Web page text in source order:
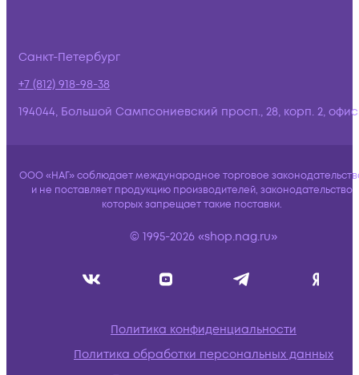
Санкт-Петербург
+7 (812) 918-98-38
194044, Большой Сампсониевский просп., 28, корп. 2,
ООО «НАГ» соблюдает международное торговое
и не поставляет продукцию производителей, законодательство
которых запрещает такие поставки.
© 1995-2026 «shop.nag.ru»
Политика конфиденциальности
Политика обработки персональных данных